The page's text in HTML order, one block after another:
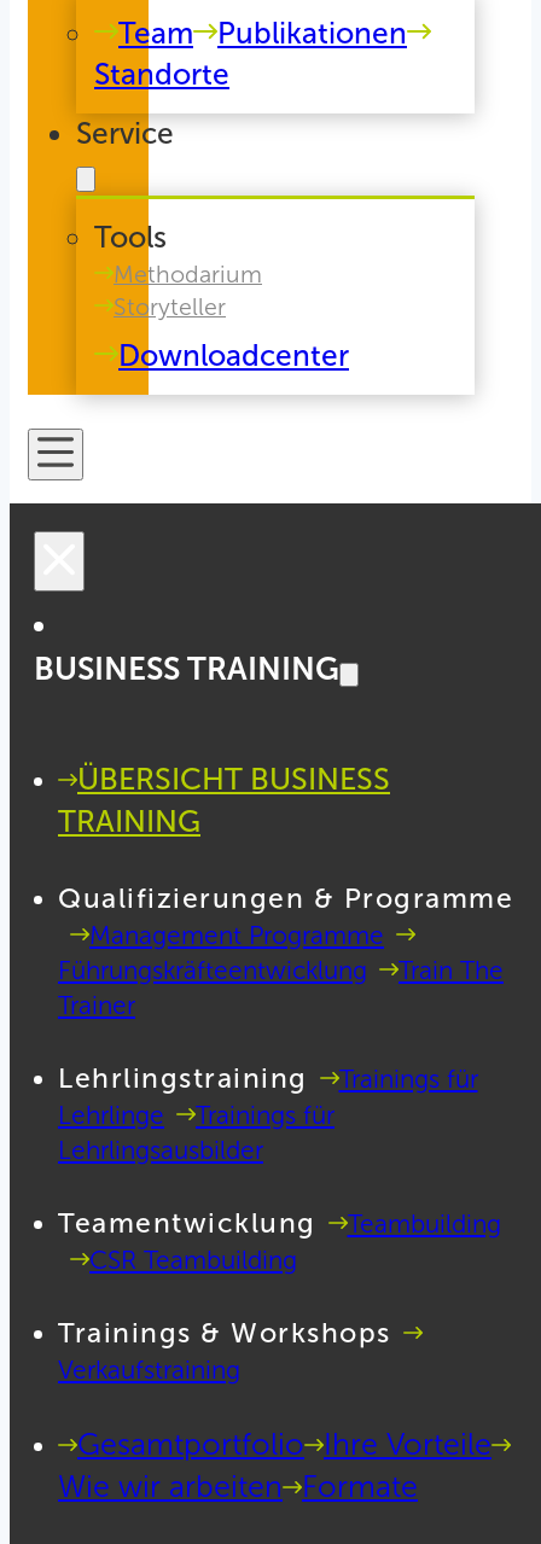
Team
Publikationen
Standorte
Service
Tools
Methodarium
Storyteller
Downloadcenter
BUSINESS TRAINING
ÜBERSICHT BUSINESS
TRAINING
Qualifizierungen & Programme
Management Programme
Führungskräfteentwicklung
Train The
Trainer
Lehrlingstraining
Trainings für
Lehrlinge
Trainings für
Lehrlingsausbilder
Teamentwicklung
Teambuilding
CSR Teambuilding
Trainings & Workshops
Verkaufstraining
Gesamtportfolio
Ihre Vorteile
Wie wir arbeiten
Formate